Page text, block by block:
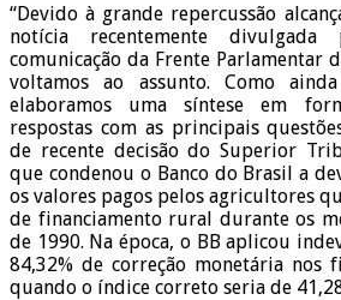
“Devido à grande repercussão
notícia recentemente divulgada
comunicação da Frente Parlamentar
voltamos ao assunto. Como
elaboramos uma síntese em
respostas com as principais
de recente decisão do Superior
que condenou o Banco do Brasil a
os valores pagos pelos agricultores
de financiamento rural durante os
de 1990. Na época, o BB aplicou
84,32% de correção monetária nos
quando o índice correto seria de